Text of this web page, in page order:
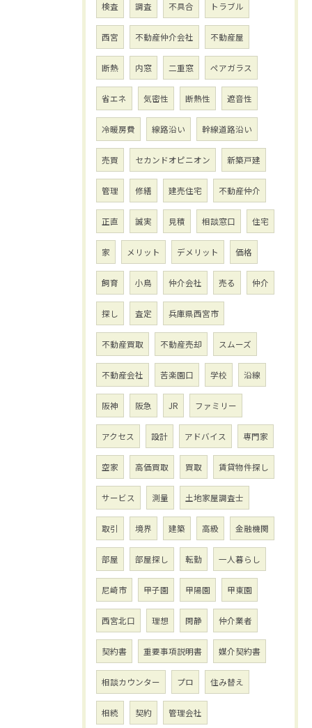
検査 調査 不具合 トラブル
西宮 不動産仲介会社 不動産屋
断熱 内窓 二重窓 ペアガラス
省エネ 気密性 断熱性 遮音性
冷暖房費 線路沿い 幹線道路沿い
売買 セカンドオピニオン 新築戸建
管理 修繕 建売住宅 不動産仲介
正直 誠実 見積 相談窓口 住宅
家 メリット デメリット 価格
飼育 小鳥 仲介会社 売る 仲介
探し 査定 兵庫県西宮市
不動産買取 不動産売却 スムーズ
不動産会社 苦楽園口 学校 沿線
阪神 阪急 JR ファミリー
アクセス 設計 アドバイス 専門家
空家 高価買取 買取 賃貸物件探し
サービス 測量 土地家屋調査士
取引 境界 建築 高級 金融機関
部屋 部屋探し 転勤 一人暮らし
尼崎市 甲子園 甲陽園 甲東園
西宮北口 理想 閑静 仲介業者
契約書 重要事項説明書 媒介契約書
相談カウンター プロ 住み替え
相続 契約 管理会社